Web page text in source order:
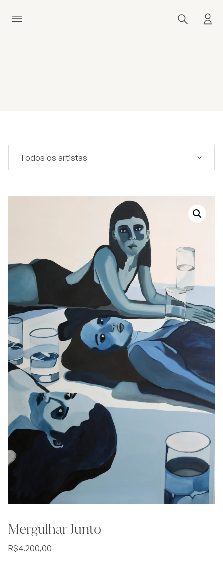
Todos os artistas
Mergulhar Junto
R$4.200,00